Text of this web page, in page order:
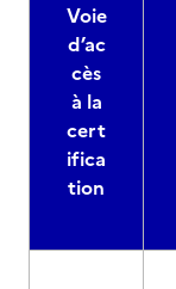
Voie
d’ac
cès
à la
cert
ifica
tion